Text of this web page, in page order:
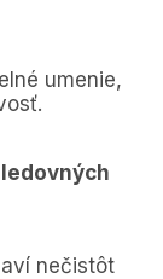
umenie,
nečistôt